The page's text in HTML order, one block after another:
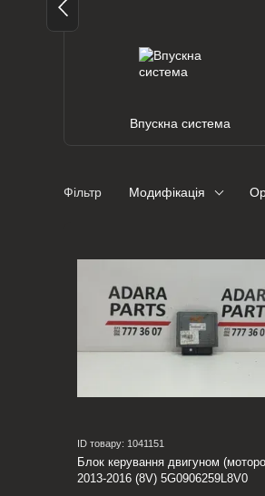
Впускна система
Фільтр Модифікація
ID товару: 1041151
Блок керування двигуном
2013-2016 (8V) 5G0906259L8V0